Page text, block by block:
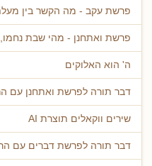
פרשת עקב - מה הקשר בין
פרשת ואתחנן - מהי שבת
ה' הוא האלוקים
דבר תורה לפרשת ואתחנן עם
שירים ווקאלים תוצרת AI
דבר תורה לפרשת דברים עם